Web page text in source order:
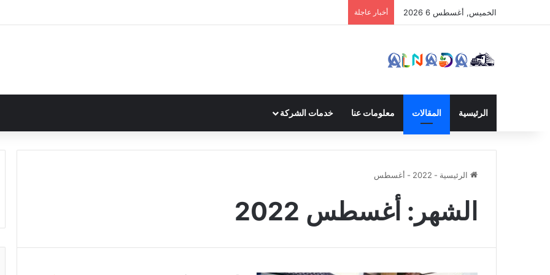
الخميس, أغسطس 6 2026 أخبار عاجلة
الرئيسية المقالات معلومات عنا خدمات الشركة
الرئيسية -
2022
- أغسطس
الشهر: أغسطس 2022